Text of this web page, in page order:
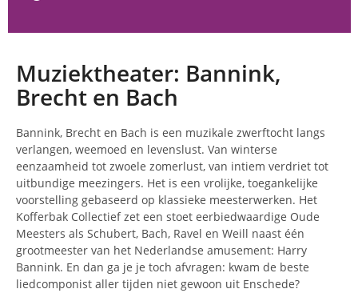
Muziektheater: Bannink,
Brecht en Bach
Bannink, Brecht en Bach is een muzikale zwerftocht langs
verlangen, weemoed en levenslust. Van winterse
eenzaamheid tot zwoele zomerlust, van intiem verdriet tot
uitbundige meezingers. Het is een vrolijke, toegankelijke
voorstelling gebaseerd op klassieke meesterwerken. Het
Kofferbak Collectief zet een stoet eerbiedwaardige Oude
Meesters als Schubert, Bach, Ravel en Weill naast één
grootmeester van het Nederlandse amusement: Harry
Bannink. En dan ga je je toch afvragen: kwam de beste
liedcomponist aller tijden niet gewoon uit Enschede?